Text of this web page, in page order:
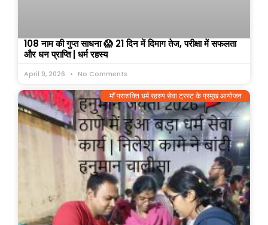
108 नाम की गुप्त साधना 😱 21 दिन में दिमाग तेज, परीक्षा में सफलता
और धन प्राप्ति | धर्म रहस्य
April 9, 2026 No Comments
माँ पराशक्ति धर्म रहस्य सेवा ट्रस्ट के प्रमुख आयोजन